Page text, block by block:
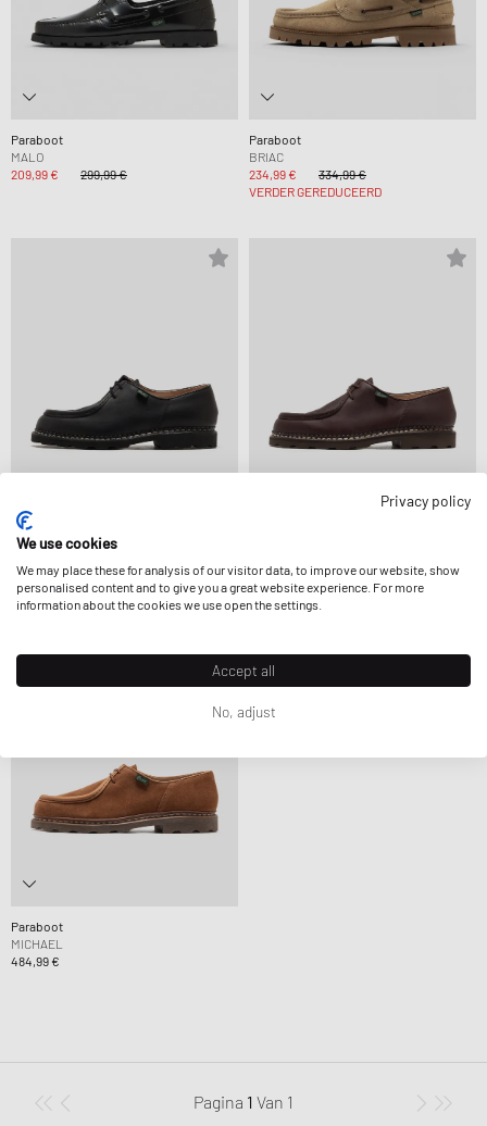
Paraboot
MALO
209,99 €
299,99 €
Paraboot
BRIAC
234,99 €
334,99 €
VERDER GEREDUCEERD
Paraboot
484,99 €
484,99 €
Paraboot
MICHAEL
484,99 €
Pagina 1 Van 1
Privacy policy
We use cookies
We may place these for analysis of our visitor data, to improve our website, show
personalised content and to give you a great website experience. For more
information about the cookies we use open the settings.
Accept all
No, adjust